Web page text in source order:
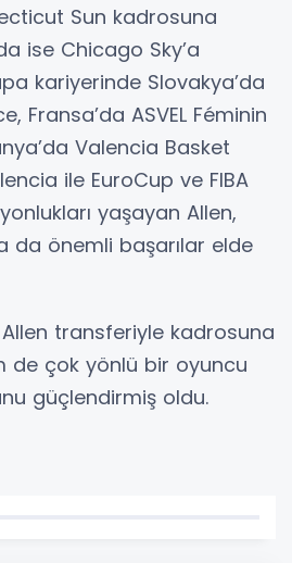
Sun kadrosuna
ise Chicago Sky’a
kariyerinde Slovakya’da
Fransa’da ASVEL Féminin
Valencia Basket
ile EuroCup ve FIBA
yaşayan Allen,
da önemli başarılar elde
transferiyle kadrosuna
de çok yönlü bir oyuncu
güçlendirmiş oldu.